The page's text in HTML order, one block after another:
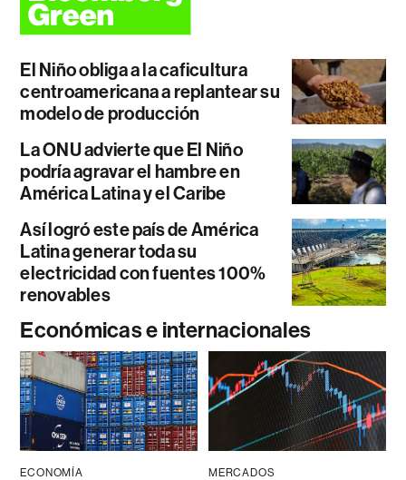
El Niño obliga a la caficultura
centroamericana a replantear su
modelo de producción
La ONU advierte que El Niño
podría agravar el hambre en
América Latina y el Caribe
Así logró este país de América
Latina generar toda su
electricidad con fuentes 100%
renovables
Económicas e internacionales
ECONOMÍA MERCADOS